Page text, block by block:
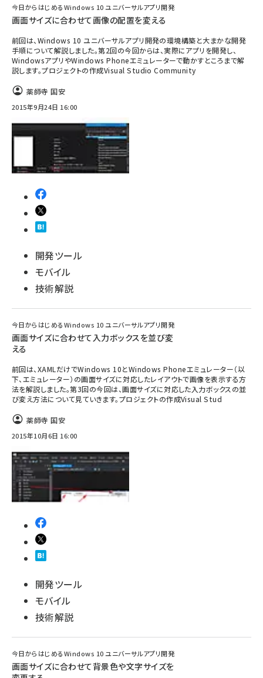
今日からはじめるWindows 10 ユニバーサルアプリ開発
画面サイズに合わせて画像の配置を変える
前回は、Windows 10 ユニバーサルアプリ開発の環境構築と大まかな開発
手順について解説しました。第2回の今回からは、実際にアプリを開発し、
WindowsアプリやWindows Phoneエミュレーターで動かすところまで解
説します。プロジェクトの作成Visual Studio Community
薬師寺 国安
2015年9月24日 16:00
開発ツール
モバイル
技術解説
今日からはじめるWindows 10 ユニバーサルアプリ開発
画面サイズに合わせて入力ボックスを並び変
える
前回は、XAMLだけでWindows 10とWindows Phoneエミュレーター（以
下、エミュレーター）の画面サイズに対応したレイアウトで画像を表示する方
法を解説しました。第3回の今回は、画面サイズに対応した入力ボックスの並
び変え方法について見ていきます。プロジェクトの作成Visual Stud
薬師寺 国安
2015年10月6日 16:00
開発ツール
モバイル
技術解説
今日からはじめるWindows 10 ユニバーサルアプリ開発
画面サイズに合わせて背景色や文字サイズを